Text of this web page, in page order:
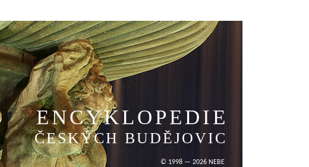
ENCYKLOPEDIE
ČESKÝCH BUDĚJOVIC
© 1998 — 2026 NEBE